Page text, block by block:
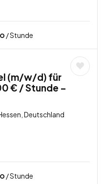
/ Stunde
(m/w/d) für
€ / Stunde –
Deutschland
/ Stunde